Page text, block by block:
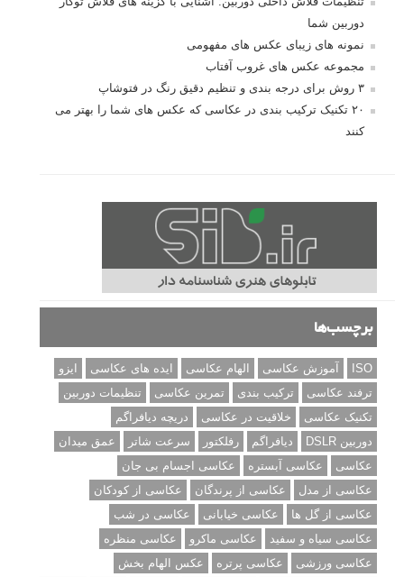
دوربین شما
نمونه های زیبای عکس های مفهومی
مجموعه عکس های غروب آفتاب
۳ روش برای درجه بندی و تنظیم دقیق رنگ در فتوشاپ
۲۰ تکنیک ترکیب بندی در عکاسی که عکس های شما را بهتر می
کنند
برچسب‌ها
ISO آموزش عکاسی الهام عکاسی ایده های عکاسی
ایزو
ترفند عکاسی
ترکیب بندی تمرین عکاسی
تنظیمات دوربین
تکنیک عکاسی
خلاقیت در عکاسی
دریچه دیافراگم
دوربین DSLR
دیافراگم رفلکتور سرعت شاتر
عمق میدان
عکاسی
عکاسی آبستره
عکاسی اجسام بی جان
عکاسی از مدل
عکاسی از پرندگان
عکاسی از کودکان
عکاسی از گل ها
عکاسی خیابانی
عکاسی در شب
عکاسی سیاه و سفید
عکاسی ماکرو
عکاسی منظره
عکاسی ورزشی
عکاسی پرتره
عکس الهام بخش